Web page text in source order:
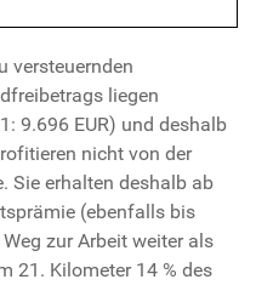
versteuernden
liegen
9.696 EUR) und deshalb
nicht von der
Sie erhalten deshalb ab
(ebenfalls bis
zur Arbeit weiter als
21. Kilometer 14 % des